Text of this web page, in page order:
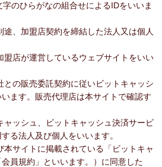
のひらがなの組合せによるIDをいいま
途、加盟店契約を締結した法人又は個人
盟店が運営しているウェブサイトをいい
との販売委託契約に従いビットキャッシ
ます。販売代理店は本サイトで確認す
ャッシュ、ビットキャッシュ決済サービ
る法人及び個人をいいます。
本サイトに掲載されている「ビットキャ
員規約」といいます。）に同意した